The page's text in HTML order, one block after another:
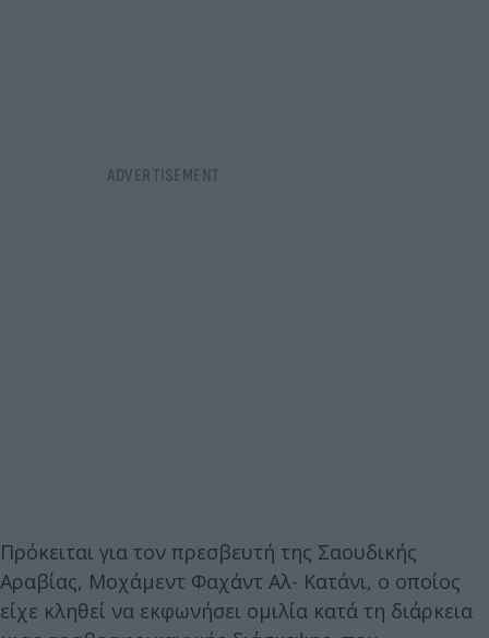
Πρόκειται για τον πρεσβευτή της Σαουδικής
Αραβίας, Μοχάμεντ Φαχάντ Αλ- Κατάνι, ο οποίος
είχε κληθεί να εκφωνήσει ομιλία κατά τη διάρκεια